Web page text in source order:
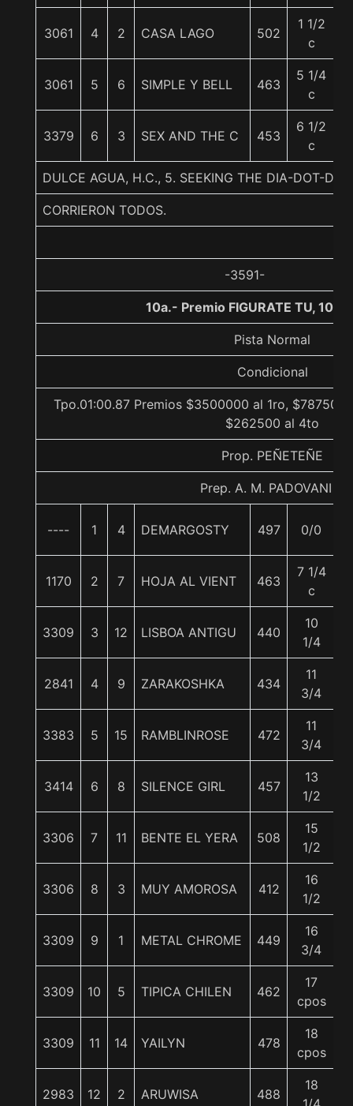
3061 4 2 CASA LAGO 502
1 1/2
c
3061 5 6 SIMPLE Y BELL 463
5 1/4
c
3379 6 3 SEX AND THE C 453
6 1/2
c
DULCE AGUA, H.C., 5. SEEKING THE DIA-DOT-
CORRIERON TODOS.
-3591-
10a.- Premio FIGURATE TU,
Pista Normal
Condicional
Tpo.01:00.87 Premios $3500000 al 1ro,
$262500 al 4to
Prop. PEÑETEÑE
Prep. A. M. PADOVANI F.
---- 1 4 DEMARGOSTY 497 0/0
1170 2 7 HOJA AL VIENT 463
7 1/4
c
3309 3 12 LISBOA ANTIGU 440
10
1/4
2841 4 9 ZARAKOSHKA 434
11
3/4
3383 5 15 RAMBLINROSE 472
11
3/4
3414 6 8 SILENCE GIRL 457
13
1/2
3306 7 11 BENTE EL YERA 508
15
1/2
3306 8 3 MUY AMOROSA 412
16
1/2
3309 9 1 METAL CHROME 449
16
3/4
3309 10 5 TIPICA CHILEN 462
17
cpos
3309 11 14 YAILYN 478
18
cpos
2983 12 2 ARUWISA 488
18